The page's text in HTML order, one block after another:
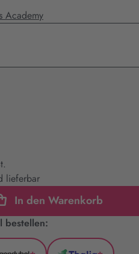
Academy
lieferbar
In den Warenkorb
bestellen: